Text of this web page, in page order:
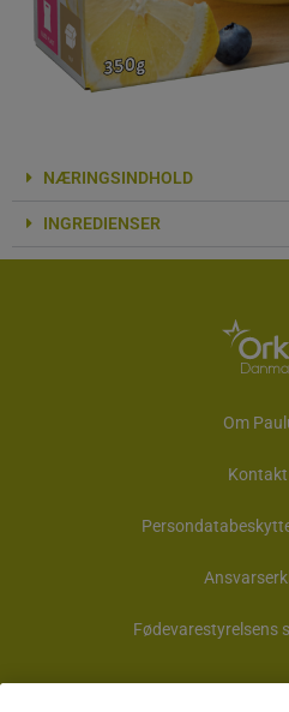
NÆRINGSINDHOLD
INGREDIENSER
Om
Fødevarestyrelsens